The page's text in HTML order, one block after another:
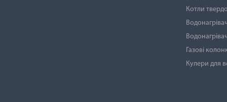
Котли
Газові
Кулери для